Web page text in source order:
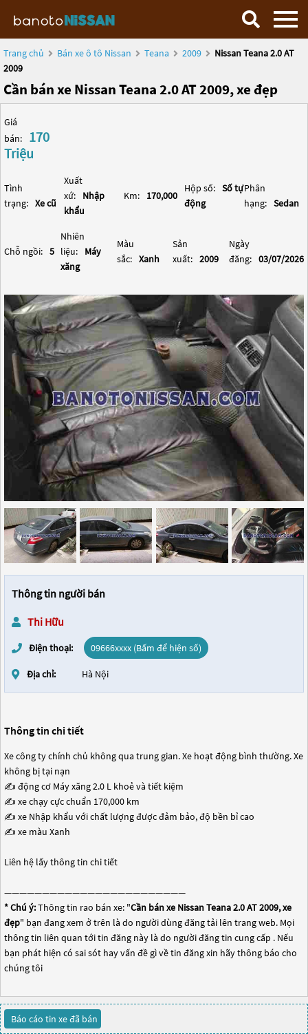
Trang chủ Bán xe ô tô Nissan Teana 2009
Nissan Teana 2.0 AT
2009
Cần bán xe Nissan Teana 2.0 AT 2009, xe đẹp
Giá
bán:
170
Triệu
Tình
trạng: Xe cũ
Xuất
xứ:
Nhập
khẩu
Km: 170,000
Hộp số: Số tự
động
Phân
hạng: Sedan
Chỗ ngồi: 5
Nhiên
liệu:
Máy
xăng
Màu
sắc: Xanh
Sản
xuất: 2009
Ngày
đăng: 03/07/2026
Thông tin người bán
Thi Hữu
Điện thoại: 09666xxxx (Bấm để hiện số)
Địa chỉ: Hà Nội
Thông tin chi tiết
Xe công ty chính chủ không qua trung gian. Xe hoạt động bình thường. Xe
không bị tại nạn
✍ động cơ Máy xăng 2.0 L khoẻ và tiết kiệm
✍ xe chạy cực chuẩn 170,000 km
✍ xe Nhập khẩu với chất lượng được đảm bảo, độ bền bỉ cao
✍ xe màu Xanh
Liên hệ lấy thông tin chi tiết
————————————————————————
* Chú ý:Thông tin rao bán xe: "Cần bán xe Nissan Teana 2.0 AT 2009, xe
đẹp" bạn đang xem ở trên là do người dùng đăng tải lên trang web. Mọi
thông tin liên quan tới tin đăng này là do người đăng tin cung cấp . Nếu
bạn phát hiện có sai sót hay vấn đề gì về tin đăng xin hãy thông báo cho
chúng tôi
Báo cáo tin xe đã bán